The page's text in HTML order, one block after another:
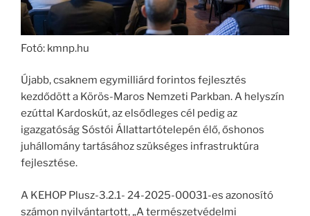
Fotó: kmnp.hu
Újabb, csaknem egymilliárd forintos fejlesztés
kezdődött a Körös-Maros Nemzeti Parkban. A helyszín
ezúttal Kardoskút, az elsődleges cél pedig az
igazgatóság Sóstói Állattartótelepén élő, őshonos
juhállomány tartásához szükséges infrastruktúra
fejlesztése.
A KEHOP Plusz-3.2.1- 24-2025-00031-es azonosító
számon nyilvántartott, „A természetvédelmi